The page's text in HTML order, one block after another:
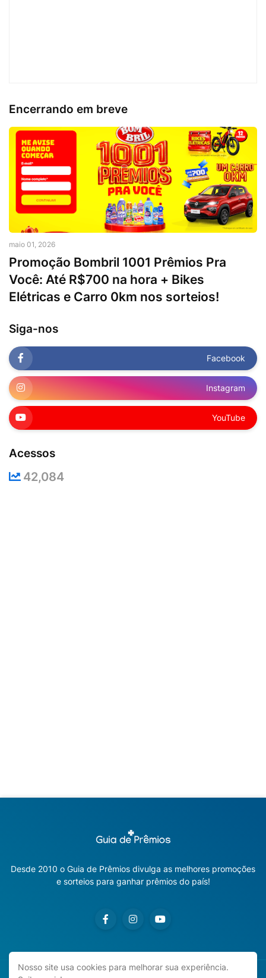
Encerrando em breve
maio 01, 2026
Promoção Bombril 1001 Prêmios Pra
Você: Até R$700 na hora + Bikes
Elétricas e Carro 0km nos sorteios!
Siga-nos
Facebook
Instagram
YouTube
Acessos
42,084
Desde 2010 o Guia de Prêmios divulga as melhores promoções
e sorteios para ganhar prêmios do país!
Nosso site usa cookies para melhorar sua experiência.